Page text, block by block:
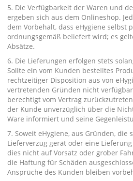
5. Die Verfügbarkeit der Waren und
ergeben sich aus dem Onlineshop.
dem Vorbehalt, dass eHygiene selbst
ordnungsgemäß beliefert wird; es
Absätze.
6. Die Lieferungen erfolgen stets
Sollte ein vom Kunden bestelltes
rechtzeitiger Disposition aus von
vertretenden Gründen nicht
berechtigt vom Vertrag
der Kunde unverzüglich über die
Ware informiert und seine
7. Soweit eHygiene, aus Gründen, die
Lieferverzug gerät oder eine
dies nicht auf Vorsatz oder grober
die Haftung für Schäden
Ansprüche des Kunden bleiben